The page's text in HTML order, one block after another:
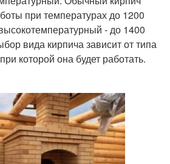
при температурах до 1200
- до 1400
вида кирпича зависит от типа
которой она будет работать.